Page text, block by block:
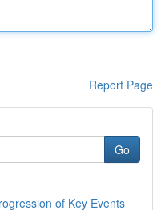
Report Page
Go
of Key Events